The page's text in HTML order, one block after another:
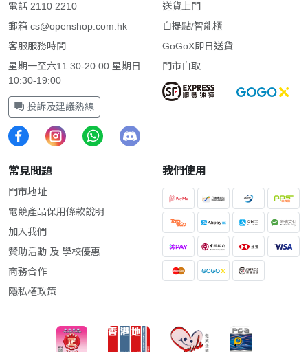
電話 2110 2210
郵箱 cs@openshop.com.hk
客服服務時間:
星期一至六11:30-20:00 星期日
10:30-19:00
投訴及建議熱線
送貨上門
自提點/智能櫃
GoGoX即日送貨
門市自取
常見問題
門市地址
電競產品保用條款說明
加入我們
贊助活動 及 學校優惠
商務合作
隱私權政策
我們使用